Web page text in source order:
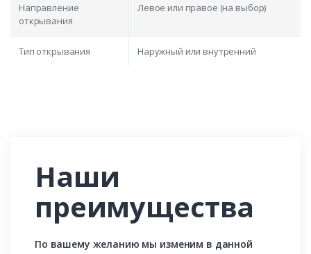
Направление
открывания
Левое или правое (на выбор)
Тип открывания Наружный или внутренний
Наши
преимущества
По вашему желанию мы изменим в данной